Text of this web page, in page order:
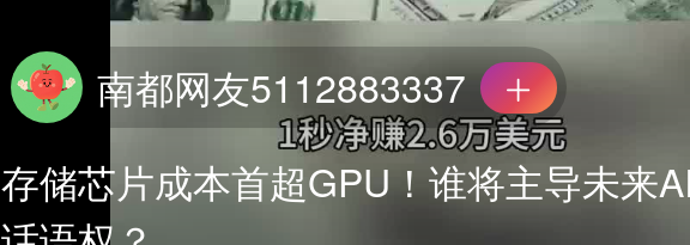
南都网友5112883337
存储芯片成本首超GPU！谁将主导未来